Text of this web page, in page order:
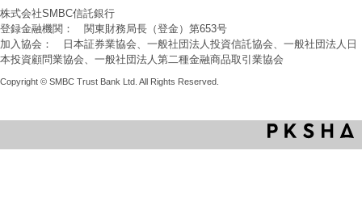
株式会社SMBC信託銀行
登録金融機関： 関東財務局長（登金）第653号
加入協会： 日本証券業協会、一般社団法人投資信託協会、一般社団法人日
本投資顧問業協会、一般社団法人第二種金融商品取引業協会
Copyright © SMBC Trust Bank Ltd. All Rights Reserved.